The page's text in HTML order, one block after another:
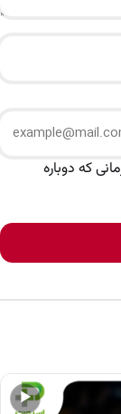
که دوباره
▶